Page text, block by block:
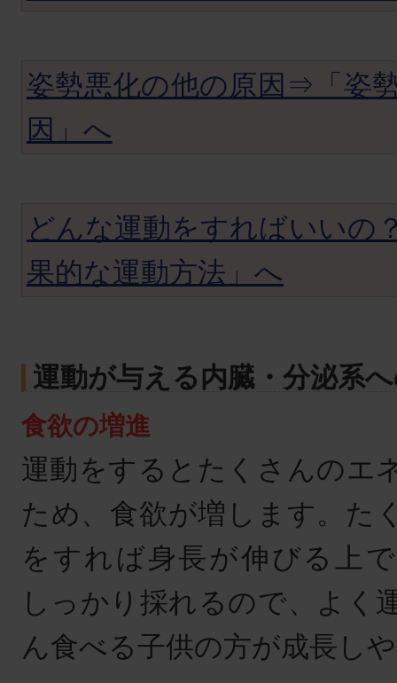
姿勢悪化の他の原因⇒「姿
因」へ
どんな運動をすればいいの
果的な運動方法」へ
運動が与える内臓・分泌系
食欲の増進
運動をするとたくさんのエ
ため、食欲が増します。た
をすれば身長が伸びる上
しっかり採れるので、よく
ん食べる子供の方が成長し